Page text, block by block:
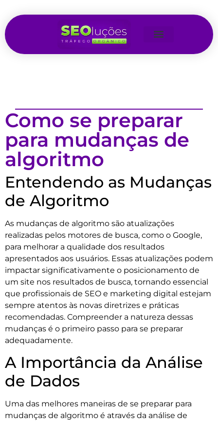
Como se preparar
para mudanças de
algoritmo
Entendendo as Mudanças
de Algoritmo
As mudanças de algoritmo são atualizações
realizadas pelos motores de busca, como o Google,
para melhorar a qualidade dos resultados
apresentados aos usuários. Essas atualizações podem
impactar significativamente o posicionamento de
um site nos resultados de busca, tornando essencial
que profissionais de SEO e marketing digital estejam
sempre atentos às novas diretrizes e práticas
recomendadas. Compreender a natureza dessas
mudanças é o primeiro passo para se preparar
adequadamente.
A Importância da Análise
de Dados
Uma das melhores maneiras de se preparar para
mudanças de algoritmo é através da análise de